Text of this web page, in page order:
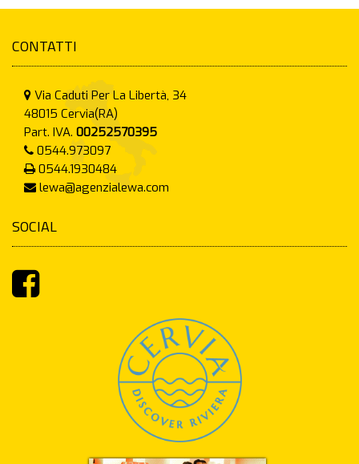
CONTATTI
Via Caduti Per La Libertà, 34
48015 Cervia(RA)
Part. IVA. 00252570395
0544.973097
0544.1930484
lewa@agenzialewa.com
SOCIAL